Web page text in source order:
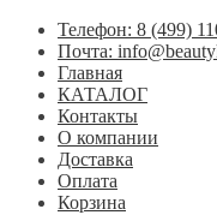
Телефон: 8 (499)
Почта:
Главная
КАТАЛОГ
Контакты
О компании
Доставка
Оплата
Корзина